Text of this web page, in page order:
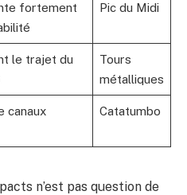
fortement
Pic du Midi
le trajet du
Tours
métalliques
canaux
Catatumbo
n’est pas question de